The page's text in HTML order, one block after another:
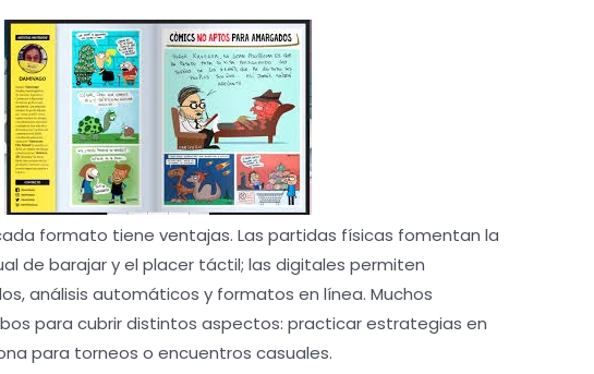
formato tiene ventajas. Las partidas físicas fomentan la
de barajar y el placer táctil; las digitales permiten
análisis automáticos y formatos en línea. Muchos
para cubrir distintos aspectos: practicar estrategias en
para torneos o encuentros casuales.